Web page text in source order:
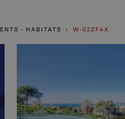
- HABITATS W-02ZF4X